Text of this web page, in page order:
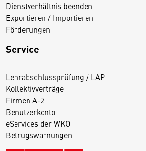
Dienstverhältnis beenden
Exportieren / Importieren
Förderungen
Service
Lehrabschlussprüfung / LAP
Kollektivverträge
Firmen A-Z
Benutzerkonto
eServices der WKO
Betrugswarnungen